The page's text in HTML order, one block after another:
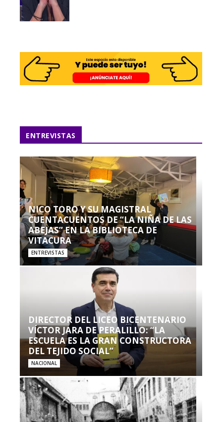
ENTREVISTAS
NICO TORO Y SU MAGISTRAL
CUENTACUENTOS DE “LA NIÑA DE LAS
ABEJAS” EN LA BIBLIOTECA DE
VITACURA
ENTREVISTAS
DIRECTOR DEL LICEO BICENTENARIO
VÍCTOR JARA DE PERALILLO: “LA
ESCUELA ES LA GRAN CONSTRUCTORA
DEL TEJIDO SOCIAL”
NACIONAL